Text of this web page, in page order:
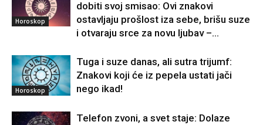
Horoskop
dobiti svoj smisao: Ovi znakovi
ostavljaju prošlost iza sebe, brišu suze
i otvaraju srce za novu ljubav –...
Horoskop
Tuga i suze danas, ali sutra trijumf:
Znakovi koji će iz pepela ustati jači
nego ikad!
Telefon zvoni, a svet staje: Dolaze